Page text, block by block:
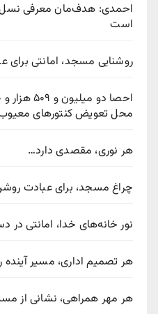
احمدی: هدف‌مان معرفی نسل
است
روشنایی مسجد، امانتی برای
محل تعویض کنتورهای معیوب
هر نوری، مقصدی دارد…
چراغ مسجد، برای عبادت
نور خانه‌های خدا، امانتی
هر تصمیم اداری، مسیر
هر مهر همراهی، نشانی از